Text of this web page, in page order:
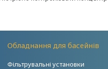
Обладнання для басейнів
Фільтрувальні установки